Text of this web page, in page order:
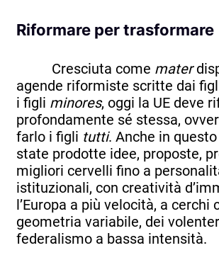
Riformare per trasformare
Cresciuta come mater
agende riformiste scritte dai
i figli minores, oggi la UE deve
profondamente sé stessa,
farlo i figli tutti. Anche in
state prodotte idee, proposte,
migliori cervelli fino a
istituzionali, con creatività
l’Europa a più velocità, a cerchi
geometria variabile, dei
federalismo a bassa intensità.